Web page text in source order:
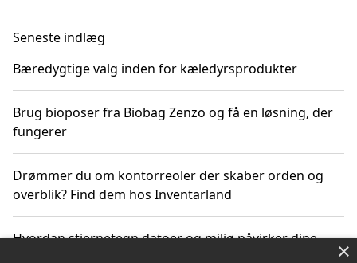
Seneste indlæg
Bæredygtige valg inden for kæledyrsprodukter
Brug bioposer fra Biobag Zenzo og få en løsning, der
fungerer
Drømmer du om kontorreoler der skaber orden og
overblik? Find dem hos Inventarland
Hvordan stjernetegn datoer og miljø påvirker dine
×